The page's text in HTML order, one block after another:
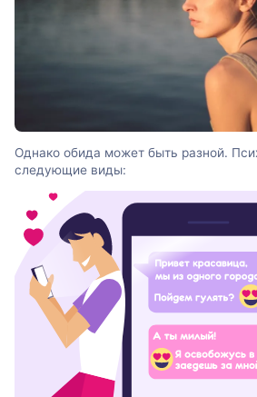
Однако обида может быть разной.
следующие виды: